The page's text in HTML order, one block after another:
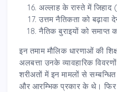
अल्लाह के रास्ते में जिहाद
उत्तम नैतिकता को बढ़ावा
नैतिक बुराइयों को समाप्त
इन तमाम मौलिक धारणाओं की
अलबत्ता उनके व्यावहारिक
शरीअतों में इन मामलों से
और आरम्भिक प्रकार के थे। फिर